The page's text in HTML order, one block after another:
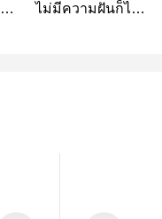
ไม่มีความฝันก็ไม่